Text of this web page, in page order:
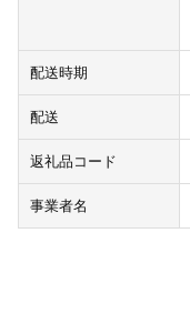
配送時期
配送
返礼品コード
事業者名